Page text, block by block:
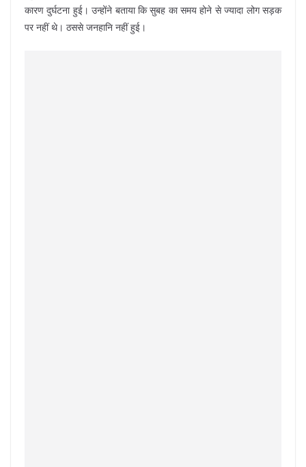
कारण दुर्घटना हुई। उन्होंने बताया कि सुबह का समय होने से ज्यादा लोग सड़क
पर नहीं थे। ठससे जनहानि नहीं हुई।